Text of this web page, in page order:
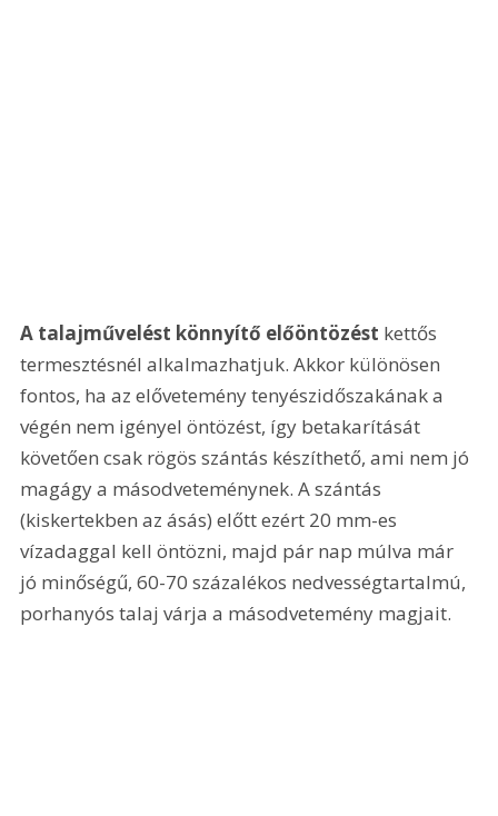
A talajművelést könnyítő előöntözést kettős
termesztésnél alkalmazhatjuk. Akkor különösen
fontos, ha az elővetemény tenyészidőszakának a
végén nem igényel öntözést, így betakarítását
követően csak rögös szántás készíthető, ami nem jó
magágy a másodveteménynek. A szántás
(kiskertekben az ásás) előtt ezért 20 mm-es
vízadaggal kell öntözni, majd pár nap múlva már
jó minőségű, 60-70 százalékos nedvességtartalmú,
porhanyós talaj várja a másodvetemény magjait.